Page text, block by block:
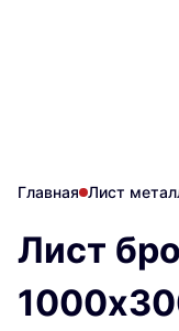
Главная Лист
Лист